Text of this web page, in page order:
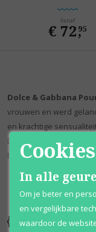
Vanaf
€ 72,
95
Dolce & Gabbana
vrouwen en werd
en krachtige
De midden noten
basisnoten bevatten
Kortingen
tot wel 70%
Cookies
In alle
Om je beter en
en vergelijkbare
waardoor de